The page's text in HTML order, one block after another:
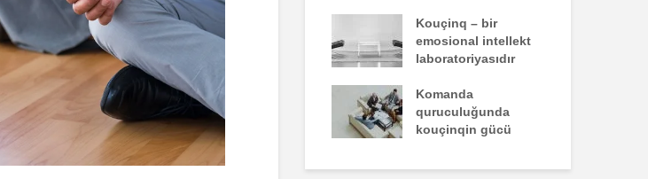
yoxsa ehtiyac?
nəsihət yox,
lazımdır
Kouçinq zəiflik deyil,
üstünlükdür
Kouçinq – bir
emosional intellekt
laboratoriyasıdır
Komanda
quruculuğunda
kouçinqin gücü